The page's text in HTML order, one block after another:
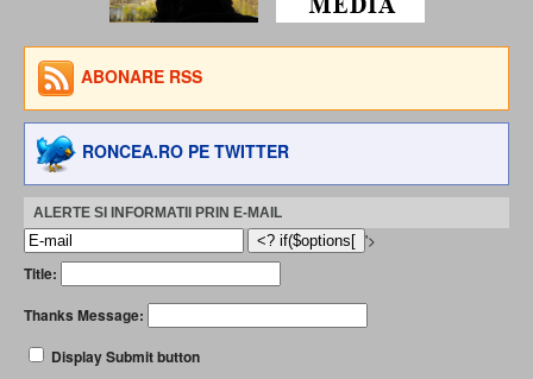
ABONARE RSS
RONCEA.RO PE TWITTER
ALERTE SI INFORMATII PRIN E-MAIL
'>
Title:
Thanks Message:
Display Submit button